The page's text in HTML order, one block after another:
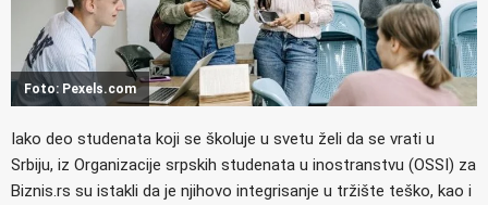
Foto: Pexels.com
Iako deo studenata koji se školuje u svetu želi da se vrati u
Srbiju, iz Organizacije srpskih studenata u inostranstvu (OSSI) za
Biznis.rs su istakli da je njihovo integrisanje u tržište teško, kao i